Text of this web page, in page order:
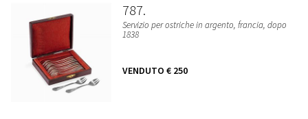
787
Servizio per ostriche in argento, francia, dopo
1838
VENDUTO € 250